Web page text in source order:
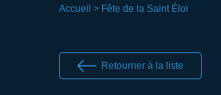
Accueil > Fête de la Saint Éloi
Retourner à la liste